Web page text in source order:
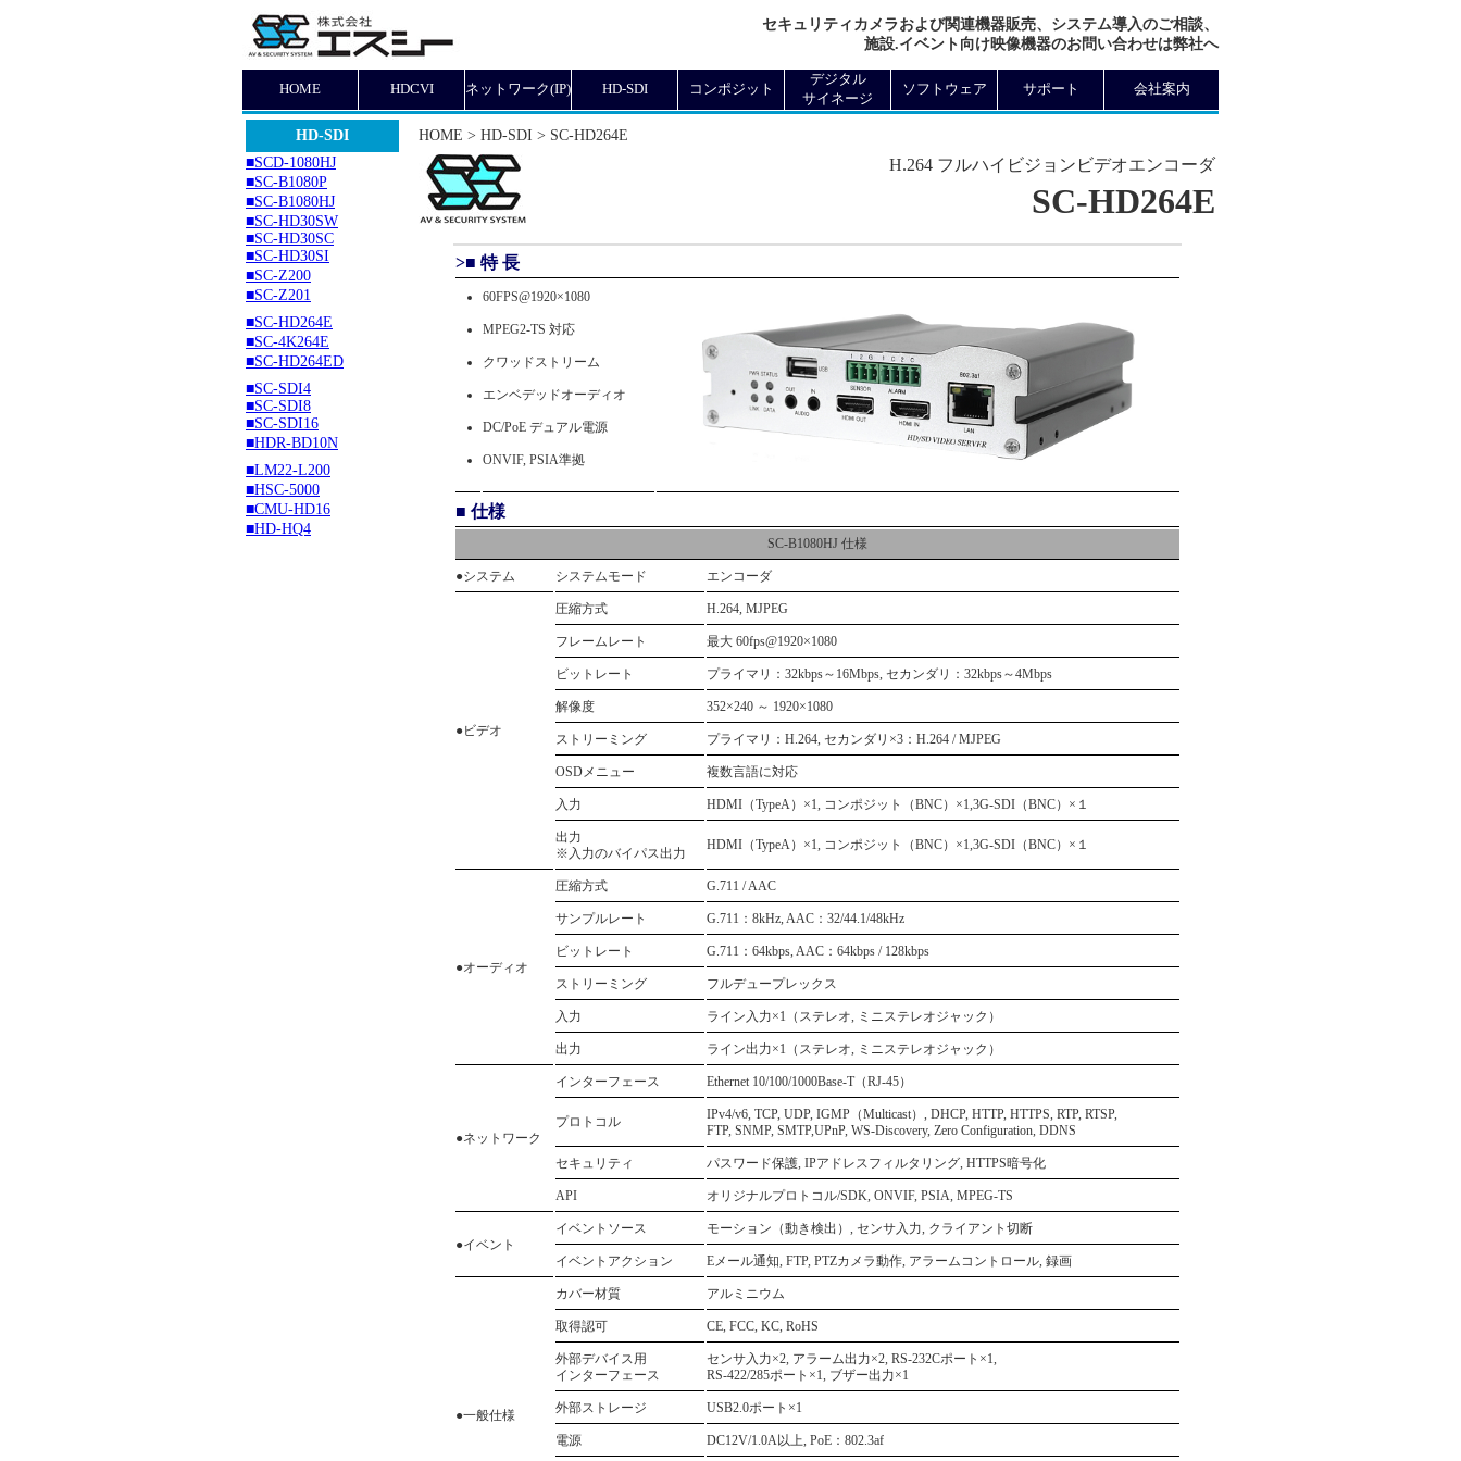
セキュリティカメラおよび関連機器販売、システム導入のご相談、
施設.イベント向け映像機器のお問い合わせは弊社へ
HOME HDCVI ネットワーク(IP) HD-SDI コンポジット
デジタル
サイネージ
ソフトウェア サポート 会社案内
HD-SDI
■SCD-1080HJ
■SC-B1080P
■SC-B1080HJ
■SC-HD30SW
■SC-HD30SC
■SC-HD30SI
■SC-Z200
■SC-Z201
■SC-HD264E
■SC-4K264E
■SC-HD264ED
■SC-SDI4
■SC-SDI8
■SC-SDI16
■HDR-BD10N
■LM22-L200
■HSC-5000
■CMU-HD16
■HD-HQ4
HOME > HD-SDI > SC-HD264E
H.264 フルハイビジョンビデオエンコーダ
SC-HD264E
>■ 特 長
60FPS@1920×1080
MPEG2-TS 対応
クワッドストリーム
エンベデッドオーディオ
DC/PoE デュアル電源
ONVIF, PSIA準拠
■ 仕様
SC-B1080HJ 仕様
●システム システムモード エンコーダ
●ビデオ
圧縮方式 H.264, MJPEG
フレームレート 最大 60fps@1920×1080
ビットレート プライマリ：32kbps～16Mbps, セカンダリ：32kbps～4Mbps
解像度 352×240 ～ 1920×1080
ストリーミング プライマリ：H.264, セカンダリ×3：H.264 / MJPEG
OSDメニュー 複数言語に対応
入力 HDMI（TypeA）×1, コンポジット（BNC）×1,3G-SDI（BNC）×１
出力
※入力のバイパス出力
HDMI（TypeA）×1, コンポジット（BNC）×1,3G-SDI（BNC）×１
●オーディオ
圧縮方式 G.711 / AAC
サンプルレート G.711：8kHz, AAC：32/44.1/48kHz
ビットレート G.711：64kbps, AAC：64kbps / 128kbps
ストリーミング フルデュープレックス
入力 ライン入力×1（ステレオ, ミニステレオジャック）
出力 ライン出力×1（ステレオ, ミニステレオジャック）
●ネットワーク
インターフェース Ethernet 10/100/1000Base-T（RJ-45）
プロトコル
IPv4/v6, TCP, UDP, IGMP（Multicast）, DHCP, HTTP, HTTPS, RTP, RTSP,
FTP, SNMP, SMTP,UPnP, WS-Discovery, Zero Configuration, DDNS
セキュリティ パスワード保護, IPアドレスフィルタリング, HTTPS暗号化
API オリジナルプロトコル/SDK, ONVIF, PSIA, MPEG-TS
●イベント
イベントソース モーション（動き検出）, センサ入力, クライアント切断
イベントアクション Eメール通知, FTP, PTZカメラ動作, アラームコントロール, 録画
●一般仕様
カバー材質 アルミニウム
取得認可 CE, FCC, KC, RoHS
外部デバイス用
インターフェース
センサ入力×2, アラーム出力×2, RS-232Cポート×1,
RS-422/285ポート×1, ブザー出力×1
外部ストレージ USB2.0ポート×1
電源 DC12V/1.0A以上, PoE：802.3af